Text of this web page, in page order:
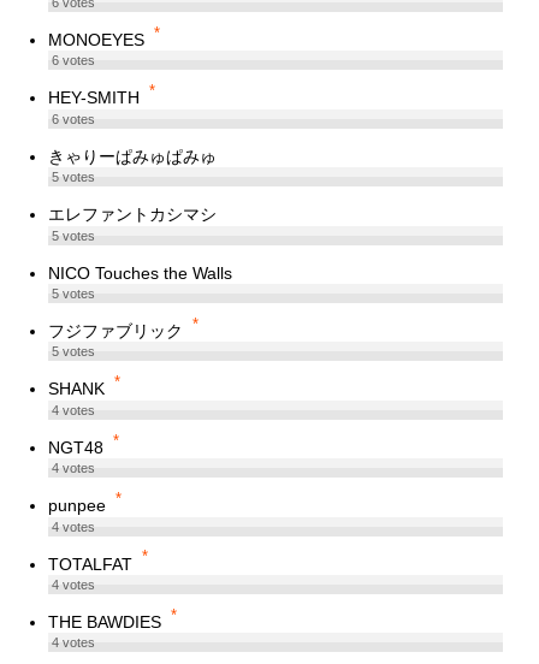
MONOEYES *
6votes
HEY-SMITH *
6votes
きゃりーぱみゅぱみゅ
5votes
エレファントカシマシ
5votes
NICO Touches the Walls
5votes
フジファブリック *
5votes
SHANK *
4votes
NGT48 *
4votes
punpee *
4votes
TOTALFAT *
4votes
THE BAWDIES *
4votes